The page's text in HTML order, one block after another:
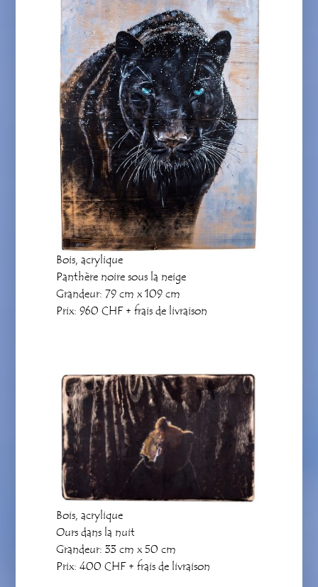
Bois, acrylique
Panthère noire sous la neige
Grandeur: 79 cm x 109 cm
Prix: 960 CHF + frais de livraison
Bois, acrylique
Ours dans la nuit
Grandeur: 33 cm x 50 cm
Prix: 400 CHF + frais de livraison